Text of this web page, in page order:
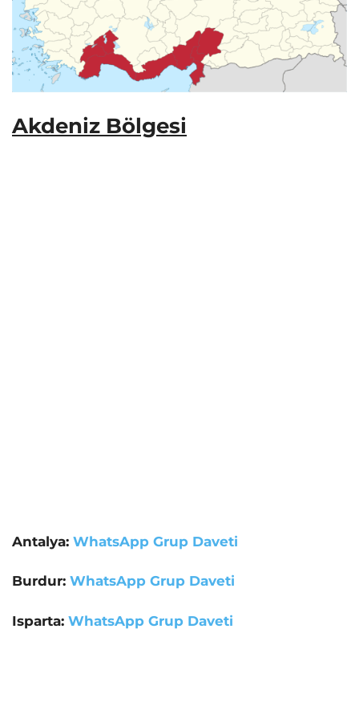
Akdeniz Bölgesi
Antalya: WhatsApp Grup Daveti
Burdur: WhatsApp Grup Daveti
Isparta: WhatsApp Grup Daveti